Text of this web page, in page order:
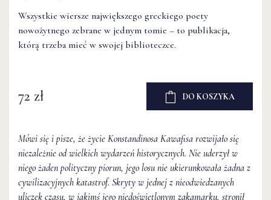
Wszystkie wiersze największego greckiego poety
nowożytnego zebrane w jednym tomie – to publikacja,
którą trzeba mieć w swojej biblioteczce.
72 zł DO KOSZYKA
Mówi się i pisze, że życie Konstandinosa Kawafisa rozwijało się
niezależnie od wielkich wydarzeń historycznych. Nie uderzył w
niego żaden polityczny piorun, jego losu nie ukierunkowała żadna z
cywilizacyjnych katastrof. Skryty w jednej z nieodwiedzanych
uliczek czasu, w jakimś jego niedoświetlonym zakamarku, stronił